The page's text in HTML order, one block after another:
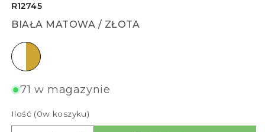
R12745
BIAŁA MATOWA / ZŁOTA
biała matowa / złota
71 w magazynie
Ilość (0w koszyku)